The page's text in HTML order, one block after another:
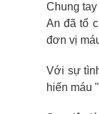
Chung
An đã tổ
đơn vị
Với sự
hiến máu